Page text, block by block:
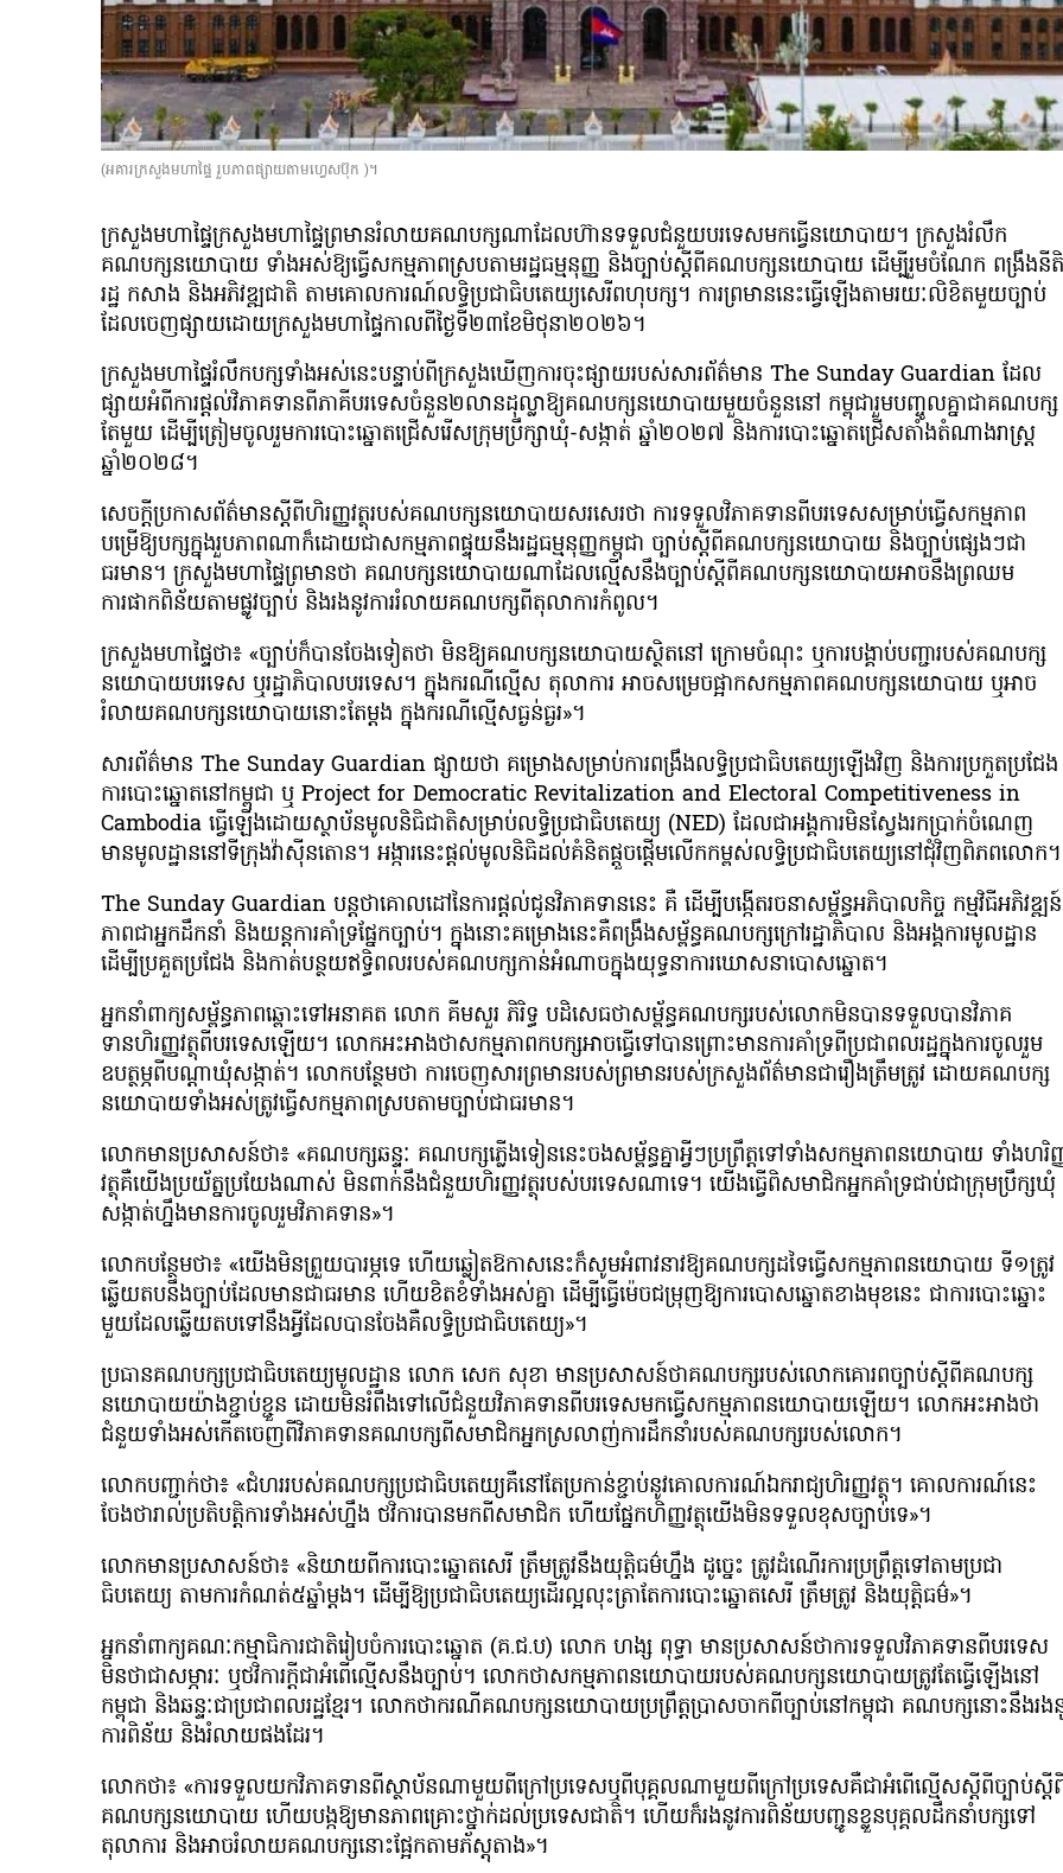
(អគារក្រសួងមហាផ្ទៃ រួបភាពផ្សាយតាមហ្វេសប៊ុក )។
ក្រសួងមហាផ្ទៃក្រសួងមហាផ្ទៃព្រមានរំលាយគណបក្សណាដែលហ៊ានទទួលជំនួយបរទេសមកធ្វើនយោបាយ។ ក្រសួងរំលឹក
គណបក្សនយោបាយ ទាំងអស់ឱ្យធ្វើសកម្មភាពស្របតាមរដ្ឋធម្មនុញ្ញ និងច្បាប់ស្តីពីគណបក្សនយោបាយ ដើម្បីរួមចំណែក ពង្រឹងនីតិ
រដ្ឋ កសាង និងអភិវឌ្ឍជាតិ តាមគោលការណ៍លទ្ធិប្រជាធិបតេយ្យសេរីពហុបក្ស។ ការព្រមាននេះធ្វើឡើងតាមរយៈលិខិតមួយច្បាប់
ដែលចេញផ្សាយដោយក្រសួងមហាផ្ទៃកាលពីថ្ងៃទី២៣ខែមិថុនា២០២៦។
ក្រសួងមហាផ្ទៃរំលឹកបក្សទាំងអស់នេះបន្ទាប់ពីក្រសួងឃើញការចុះផ្សាយរបស់សារព័ត៌មាន The Sunday Guardian ដែល
ផ្សាយអំពីការផ្តល់វិភាគទានពីភាគីបរទេសចំនួន២លាន​ដុល្លាឱ្យគណបក្សនយោបាយមួយចំនួននៅ កម្ពុជារួមបញ្ចូលគ្នាជាគណបក្ស
តែមួយ ដើម្បីត្រៀមចូលរួមការបោះឆ្នោតជ្រើសរើសក្រុមប្រឹក្សាឃុំ-សង្កាត់ ឆ្នាំ២០២៧ និងការបោះឆ្នោតជ្រើសតាំងតំណាងរាស្ត្រ
ឆ្នាំ២០២៨។
សេចក្ដីប្រកាសព័ត៌មានស្ដីពីហិរញ្ញវត្ថុរបស់គណបក្សនយោបាយសរសេរថា ការទទួលវិភាគទានពីបរទេសសម្រាប់ធ្វើសកម្មភាព
បម្រើឱ្យបក្សក្នុងរួបភាពណាក៏ដោយជាសកម្មភាពផ្ទុយនឹងរដ្ឋធម្មនុញ្ញកម្ពុជា ច្បាប់ស្ដីពីគណបក្សនយោបាយ និងច្បាប់ផ្សេងៗជា
ធរមាន។ ក្រសួងមហាផ្ទៃព្រមានថា គណបក្សនយោបាយណាដែលល្មើសនឹងច្បាប់ស្ដីពីគណបក្សនយោបាយអាចនឹងព្រឈម
ការផាកពិន័យតាមផ្លូវច្បាប់ និងរងនូវការរំលាយគណបក្សពីតុលាការកំពូល។
ក្រសួងមហាផ្ទៃថា៖ «ច្បាប់ក៏បានចែងទៀតថា មិនឱ្យគណបក្សនយោបាយស្ថិតនៅ ក្រោមចំណុះ ឬការបង្គាប់បញ្ជារបស់គណបក្ស
នយោបាយបរទេស ឬរដ្ឋាភិបាលបរទេស។ ក្នុងករណីល្មើស តុលាការ អាចសម្រេចផ្អាកសកម្មភាពគណបក្សនយោបាយ ឬអាច
រំលាយគណបក្សនយោបាយនោះតែម្តង ក្នុងករណីល្មើសធ្ងន់ធ្ងរ»។
សារព័ត៌មាន The Sunday Guardian ផ្សាយថា គម្រោងសម្រាប់ការពង្រឹងលទ្ធិប្រជាធិបតេយ្យឡើងវិញ និងការប្រកួតប្រជែង
ការបោះឆ្នោតនៅកម្ពុជា ឬ Project for Democratic Revitalization and Electoral Competitiveness in
Cambodia ធ្វើឡើងដោយស្ថាប័នមូលនិធិជាតិសម្រាប់លទ្ធិប្រជាធិបតេយ្យ (NED) ដែលជាអង្គការមិនស្វែងរកប្រាក់ចំណេញ
មានមូលដ្ឋាននៅទីក្រុងវ៉ាស៊ីនតោន។ អង្ការនេះផ្តល់មូលនិធិដល់គំនិតផ្តួចផ្តើមលើកកម្ពស់លទ្ធិប្រជាធិបតេយ្យនៅជុំវិញពិភពលោក។
The Sunday Guardian បន្តថាគោលដៅនៃការផ្ដល់ជូនវិភាគទាននេះ គឺ ដើម្បីបង្កើតរចនាសម្ព័ន្ធអភិបាលកិច្ច កម្មវិធីអភិវឌ្ឍន៍
ភាពជាអ្នកដឹកនាំ និងយន្តការគាំទ្រផ្នែកច្បាប់។ ក្នុងនោះគម្រោងនេះគឺពង្រឹងសម្ព័ន្ធគណបក្សក្រៅរដ្ឋាភិបាល និងអង្គការមូលដ្ឋាន
ដើម្បីប្រគួតប្រជែង និងកាត់បន្ថយឥទ្ធិពលរបស់គណបក្សកាន់អំណាចក្នុងយុទ្ធនាការឃោសនាបោសឆ្នោត។
អ្នកនាំពាក្យសម្ព័ន្ធភាពឆ្ពោះទៅអនាគត លោក គីមសួរ ភិរិទ្ធ បដិសេធថាសម្ព័ន្ធគណបក្សរបស់លោកមិនបានទទួលបានវិភាគ
ទានហិរញ្ញវត្ថុពីបរទេសឡើយ។ លោកអះអាងថាសកម្មភាពកបក្សអាចធ្វើទៅបានព្រោះមានការគាំទ្រពីប្រជាពលរដ្ឋក្នុងការចូលរួម
ឧបត្ថម្ភពីបណ្ដាឃុំសង្កាត់។ លោកបន្ថែមថា ការចេញសារព្រមានរបស់ព្រមានរបស់ក្រសួងព័ត៌មានជារឿងត្រឹមត្រូវ ដោយគណបក្ស
នយោបាយទាំងអស់ត្រូវធ្វើសកម្មភាពស្របតាមច្បាប់ជាធរមាន។
លោកមានប្រសាសន៍ថា៖ «គណបក្សឆន្ទៈ គណបក្សភ្លើងទៀននេះចងសម្ព័ន្ធគ្នាអ្វីៗប្រព្រឹត្តទៅទាំងសកម្មភាពនយោបាយ ទាំងហរិ
វត្ថុគឺយើងប្រយ័ត្នប្រយែងណាស់ មិនពាក់នឹងជំនួយហិរញ្ញវត្ថុរបស់បរទេសណាទេ។ យើងធ្វើពិសមាជិកអ្នកគាំទ្រជាប់ជាក្រុមប្រឹក្សឃុំ
សង្កាត់ហ្នឹងមានការចូលរួមវិភាគទាន»។
លោកបន្ថែមថា៖ «យើងមិនព្រួយបារម្ភទេ ហើយឆ្លៀតឱកាសនេះក៏សូមអំពាវនាវឱ្យគណបក្សដទៃធ្វើសកម្មភាពនយោបាយ ទី១ត្រូវ
ឆ្លើយតបនឹងច្បាប់ដែលមានជាធរមាន ហើយខិតខំទាំងអស់គ្នា ដើម្បីធ្វើម៉េចជម្រុញឱ្យការបោសឆ្នោតខាងមុខនេះ ជាការបោះឆ្នោះ
មួយដែលឆ្លើយតបទៅនឹងអ្វីដែលបានចែងគឺលទ្ធិប្រជាធិបតេយ្យ»។
ប្រធានគណបក្សប្រជាធិបតេយ្យមូលដ្ឋាន លោក សេក សុខា មានប្រសាសន៍ថាគណបក្សរបស់លោកគោរពច្បាប់ស្ដីពីគណបក្ស
នយោបាយយ៉ាងខ្ជាប់ខ្ជួន ដោយមិនរំពឹងទៅលើជំនួយវិភាគទានពីបរទេសមកធ្វើសកម្មភាពនយោបាយឡើយ។ លោកអះអាងថា
ជំនួយទាំងអស់កើតចេញពីវិភាគទានគណបក្សពីសមាជិកអ្នកស្រលាញ់ការដឹកនាំរបស់គណបក្សរបស់លោក។
លោកបញ្ជាក់ថា៖ «ជំហររបស់គណបក្សប្រជាធិបតេយ្យគឺនៅតែប្រកាន់ខ្ជាប់នូវគោលការណ៍ឯករាជ្យហិរញ្ញវត្ថុ។ គោលការណ៍នេះ
ចែងថារាល់ប្រតិបត្តិការទាំងអស់ហ្នឹង ថវិការបានមកពីសមាជិក ហើយផ្នែកហិញ្ញវត្ថុយើងមិនទទួលខុសច្បាប់ទេ»។
លោកមានប្រសាសន៍ថា៖ «និយាយពីការបោះឆ្នោតសេរី ត្រឹមត្រូវនឹងយុត្តិធម៌ហ្នឹង ដូច្នេះ ត្រូវដំណើរការប្រព្រឹត្តទៅតាមប្រជា
ធិបតេយ្យ តាមការកំណត់៥ឆ្នាំម្ដង។ ដើម្បីឱ្យប្រជាធិបតេយ្យដើរល្អលុះត្រាតែការបោះឆ្នោតសេរី ត្រឹមត្រូវ និងយុត្តិធម៌»។
អ្នកនាំពាក្យគណៈកម្មាធិការជាតិរៀបចំការបោះឆ្នោត (គ.ជ.ប) លោក ហង្ស ពុទ្ធា មានប្រសាសន៍ថាការទទួលវិភាគទានពីបរទេស
មិនថាជាសម្ភារៈ ឬថវិការក្ដីជាអំពើល្មើសនឹងច្បាប់។ លោកថាសកម្មភាពនយោបាយរបស់គណបក្សនយោបាយត្រូវតែធ្វើឡើងនៅ
កម្ពុជា និងឆន្ទៈជាប្រជាពលរដ្ឋខ្មែរ។ លោកថាករណីគណបក្សនយោបាយប្រព្រឹត្តប្រាសចាកពីច្បាប់នៅកម្ពុជា គណបក្សនោះនឹងរង
ការពិន័យ និងរំលាយផងដែរ។
លោកថា៖ «ការទទួលយកវិភាគទានពីស្ថាប័នណាមួយពីក្រៅប្រទេសឬពីបុគ្គលណាមួយពីក្រៅប្រទេសគឺជាអំពើល្មើសស្ដីពីច្បាប់ស្ដី
គណបក្សនយោបាយ ហើយបង្កឱ្យមានភាពគ្រោះថ្នាក់ដល់ប្រទេសជាតិ។ ហើយក៏រងនូវការពិន័យបញ្ជូនខ្លួនបុគ្គលដឹកនាំបក្សទៅ
តុលាការ និងអាចរំលាយគណបក្សនោះផ្អែកតាមភ័ស្តុតាង»។